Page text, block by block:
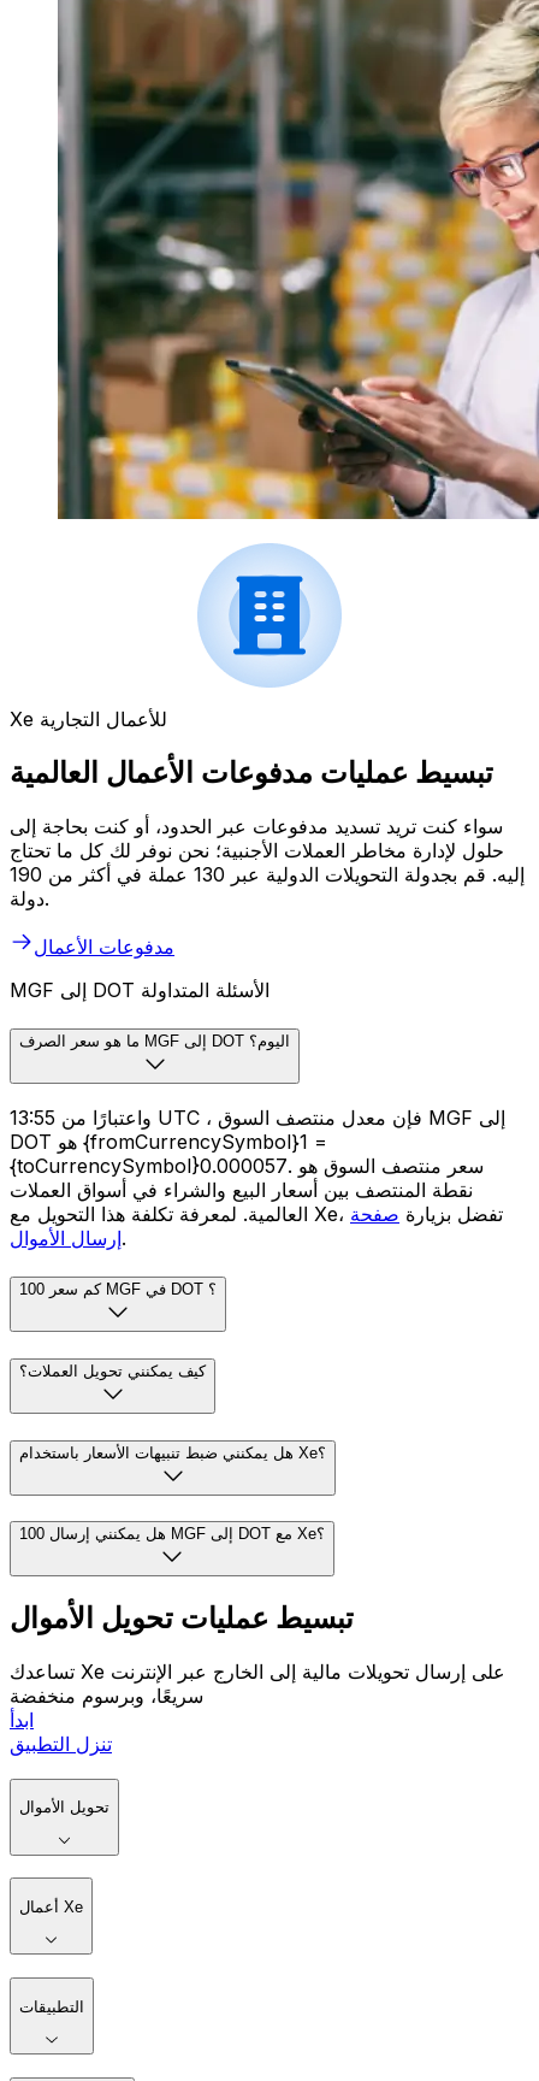
Xe للأعمال التجارية
تبسيط عمليات مدفوعات الأعمال العالمية
سواء كنت تريد تسديد مدفوعات عبر الحدود، أو كنت بحاجة إلى
حلول لإدارة مخاطر العملات الأجنبية؛ نحن نوفر لك كل ما تحتاج
إليه. قم بجدولة التحويلات الدولية عبر 130 عملة في أكثر من 190
دولة.
مدفوعات الأعمال
MGF إلى DOT الأسئلة المتداولة
ما هو سعر الصرف MGF إلى DOT اليوم؟
واعتبارًا من 13:55 UTC ، فإن معدل منتصف السوق MGF إلى
DOT هو {fromCurrencySymbol}1 =
{toCurrencySymbol}0.000057. سعر منتصف السوق هو
نقطة المنتصف بين أسعار البيع والشراء في أسواق العملات
العالمية. لمعرفة تكلفة هذا التحويل مع Xe، تفضل بزيارة صفحة
إرسال الأموال.
كم سعر 100 MGF في DOT ؟
كيف يمكنني تحويل العملات؟
هل يمكنني ضبط تنبيهات الأسعار باستخدام Xe؟
هل يمكنني إرسال 100 MGF إلى DOT مع Xe؟
تبسيط عمليات تحويل الأموال
تساعدك Xe على إرسال تحويلات مالية إلى الخارج عبر الإنترنت
سريعًا، وبرسوم منخفضة
ابدأ
تنزل التطبيق
تحويل الأموال
أعمال Xe
التطبيقات